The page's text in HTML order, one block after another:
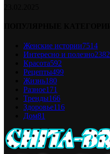
Женские истории7514
Интересно и полезно2382
Красота592
Рецепты499
Жизнь180
Разное171
Тренды166
Здоровье116
Дом81